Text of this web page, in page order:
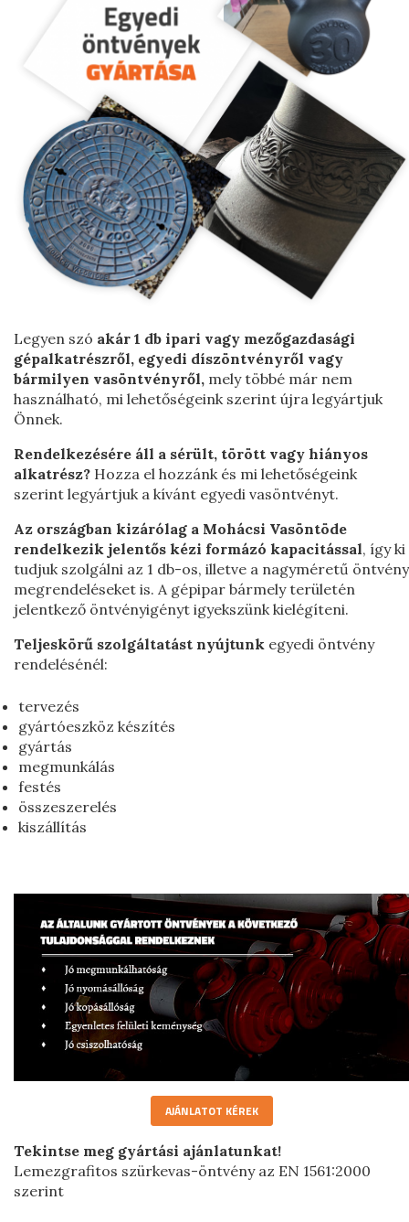
Osztott öntvény serpenyő 560 mm
Öntvény serpenyő 350 mm
Vízhálózati szerelvények
Csatlakozó idomok
T-idom
FF-idom
QN-idom
Csatornázási öntvények
Aknafedlapok
Víznyelő rácsok
Csapszekrények
Ejektoros kút
Legyen szó akár 1 db ipari vagy mezőgazdasági
gépalkatrészről, egyedi díszöntvényről vagy
bármilyen vasöntvényről, mely többé már nem
használható, mi lehetőségeink szerint újra legyártjuk
Önnek.
Rendelkezésére áll a sérült, törött vagy hiányos
alkatrész? Hozza el hozzánk és mi lehetőségeink
szerint legyártjuk a kívánt egyedi vasöntvényt.
Az országban kizárólag a Mohácsi Vasöntöde
rendelkezik jelentős kézi formázó kapacitással, így ki
tudjuk szolgálni az 1 db-os, illetve a nagyméretű öntvény
megrendeléseket is. A gépipar bármely területén
jelentkező öntvényigényt igyekszünk kielégíteni.
Teljeskörű szolgáltatást nyújtunk egyedi öntvény
rendelésénél:
tervezés
gyártóeszköz készítés
gyártás
megmunkálás
festés
összeszerelés
kiszállítás
AJÁNLATOT KÉREK
Tekintse meg gyártási ajánlatunkat!
Lemezgrafitos szürkevas-öntvény az EN 1561:2000
szerint